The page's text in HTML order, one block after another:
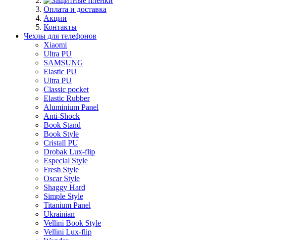
Оплата и доставка
Акции
Контакты
Чехлы для телефонов
Xiaomi
Ultra PU
SAMSUNG
Elastic PU
Ultra PU
Classic pocket
Elastic Rubber
Aluminium Panel
Anti-Shock
Book Stand
Book Style
Cristall PU
Drobak Lux-flip
Especial Style
Fresh Style
Oscar Style
Shaggy Hard
Simple Style
Titanium Panel
Ukrainian
Vellini Book Style
Vellini Lux-flip